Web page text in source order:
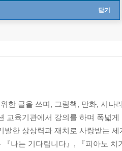
닫기
한 글을 쓰며, 그림책, 만화, 시나
교육기관에서 강의를 하며 폭넓
한 상상력과 재치로 사랑받는 세
나는 기다립니다』, 『피아노 치